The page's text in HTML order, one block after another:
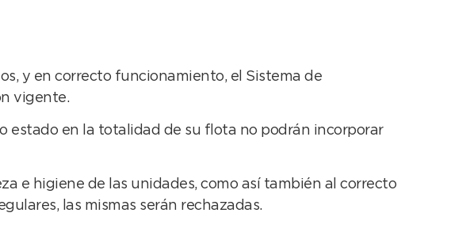
y en correcto funcionamiento, el Sistema de
vigente.
estado en la totalidad de su flota no podrán incorporar
e higiene de las unidades, como así también al correcto
las mismas serán rechazadas.